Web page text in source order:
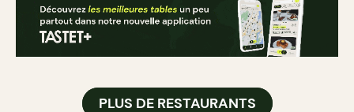
PLUS DE RESTAURANTS